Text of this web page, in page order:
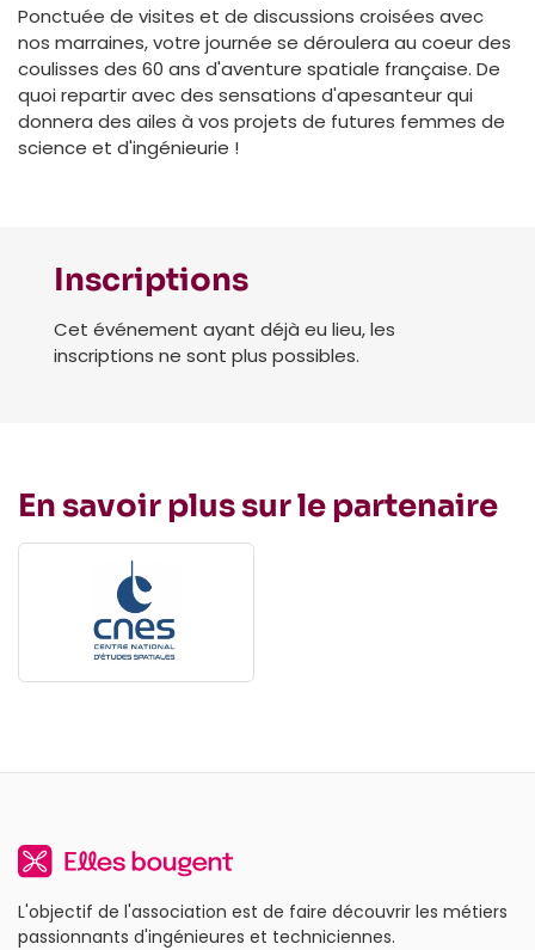
Ponctuée de visites et de discussions croisées avec
nos marraines, votre journée se déroulera au coeur des
coulisses des 60 ans d'aventure spatiale française. De
quoi repartir avec des sensations d'apesanteur qui
donnera des ailes à vos projets de futures femmes de
science et d'ingénieurie !
Inscriptions
Cet événement ayant déjà eu lieu, les
inscriptions ne sont plus possibles.
En savoir plus sur le partenaire
L'objectif de l'association est de faire découvrir les métiers
passionnants d'ingénieures et techniciennes.